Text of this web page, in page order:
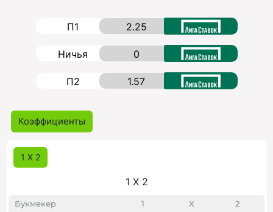
П1 2.25
Ничья 0
П2 1.57
Коэффициенты
1 X 2
1 X 2
Букмекер 1 X 2